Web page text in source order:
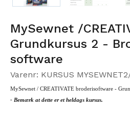
MySewnet /
Grundkursus 2 -
software
Varenr: KURSUS
MySewnet / CREATIVATE broderisoftware -
- Bemærk at dette er et heldags kursus.